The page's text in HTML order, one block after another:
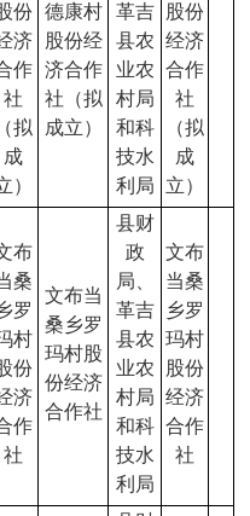
份
济
作
社
（拟
成
）
德康村
股份经
济合作
社（拟
成立）
革吉
县农
业农
村局
和科
技水
利局
股份
经济
合作
社
（拟
成
立）
布
桑
罗
村
份
济
作
社
文布当
桑乡罗
玛村股
份经济
合作社
县财
政
局、
革吉
县农
业农
村局
和科
技水
利局
文布
当桑
乡罗
玛村
股份
经济
合作
社